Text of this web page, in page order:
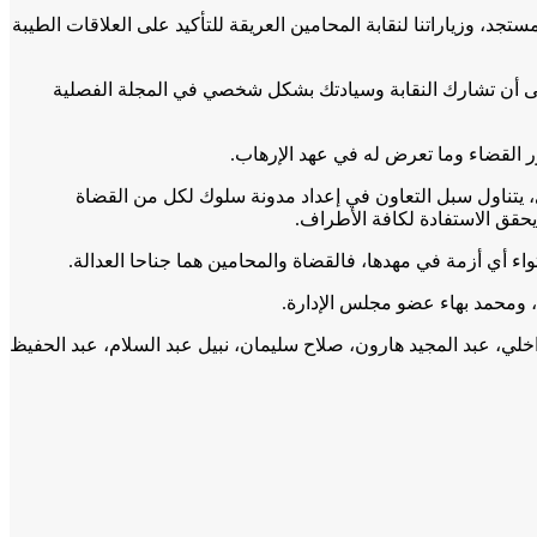
لنقابة المحامين العريقة للتأكيد على العلاقات الطيبة
أن تشارك النقابة وسيادتك بشكل شخصي في المجلة الفصلية
يتناول سبل التعاون في إعداد مدونة سلوك لكل من القضاة
يحقق الاستفادة لكافة الأطراف.
أي أزمة في مهدها، فالقضاة والمحامين هما جناحا العدالة.
ومحمد بهاء عضو مجلس الإدارة.
عبد المجيد هارون، صلاح سليمان، نبيل عبد السلام، عبد الحفيظ